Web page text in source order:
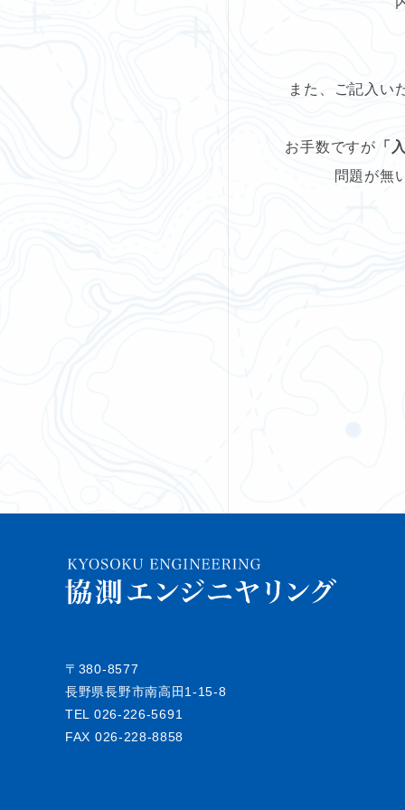
また、ご記入い
お手数ですが 「
問題が無
〒380-8577
長野県長野市南高田1-15-8
TEL 026-226-5691
FAX 026-228-8858